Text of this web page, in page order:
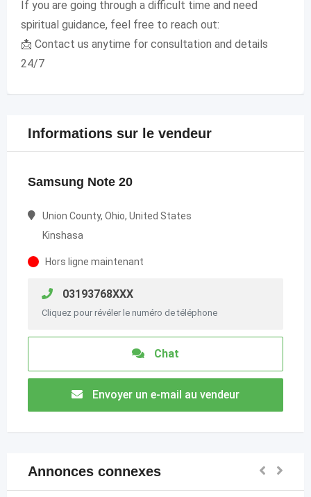
If you are going through a difficult time and need
spiritual guidance, feel free to reach out:
📩 Contact us anytime for consultation and details
24/7
Informations sur le vendeur
Samsung Note 20
Union County, Ohio, United States
Kinshasa
Hors ligne maintenant
03193768XXX
Cliquez pour révéler le numéro de téléphone
Chat
Envoyer un e-mail au vendeur
Annonces connexes